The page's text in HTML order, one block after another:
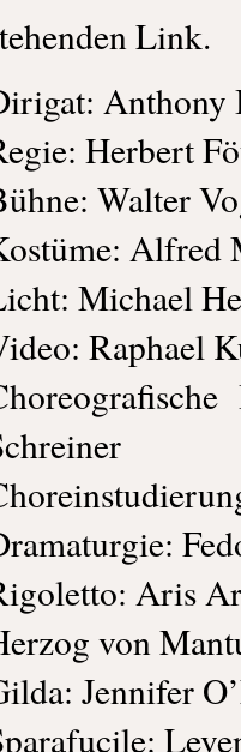
Link.
Anthony
Herbert
Walter
Alfred
Michael
Raphael
Aris
von
Jennifer